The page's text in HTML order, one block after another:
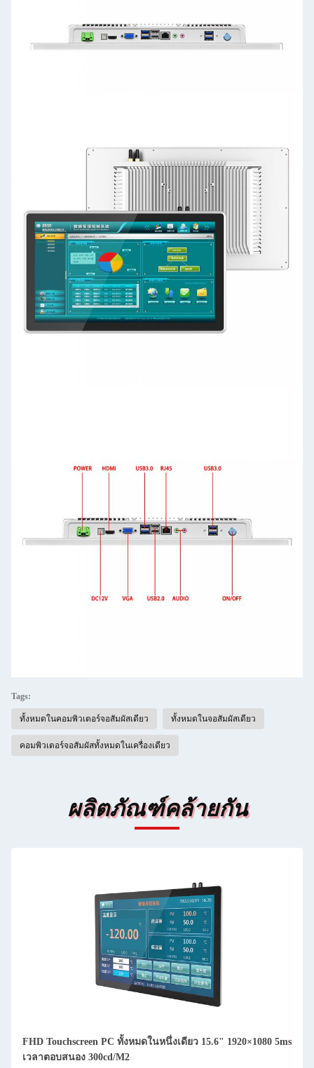
Tags:
ทั้งหมดในคอมพิวเตอร์จอสัมผัสเดียว ทั้งหมดในจอสัมผัสเดียว
คอมพิวเตอร์จอสัมผัสทั้งหมดในเครื่องเดียว
ผลิตภัณฑ์คล้ายกัน
FHD Touchscreen PC ทั้งหมดในหนึ่งเดียว 15.6" 1920×1080 5ms
เวลาตอบสนอง 300cd/M2